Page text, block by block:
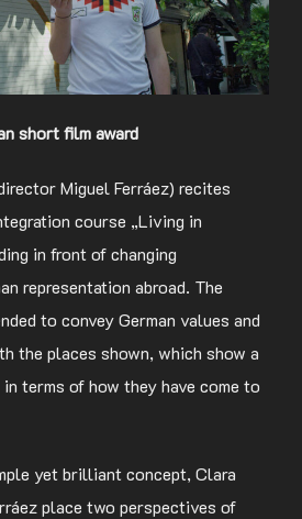
short film award
Miguel Ferráez) recites
course „Living in
in front of changing
representation abroad. The
to convey German values and
the places shown, which show a
terms of how they have come to
yet brilliant concept, Clara
place two perspectives of